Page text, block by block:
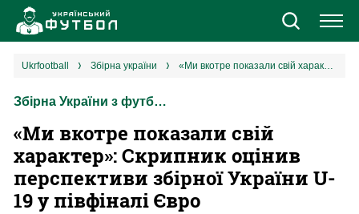
Новини
Збірна
Єврокубки
УПЛ
ukrfootball збірна україни «Ми вкотре показали свій характер»: Скрипник оцінив перспективи збірної України U-19 у півфіналі Євро
Збірна України з футболу
«Ми вкотре показали свій
характер»: Скрипник оцінив
перспективи збірної України U-
19 у півфіналі Євро